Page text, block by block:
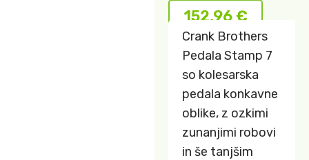
152,96€
Crank Brothers
Pedala Stamp 7
so kolesarska
pedala konkavne
oblike, z ozkimi
zunanjimi robovi
in še tanjšim